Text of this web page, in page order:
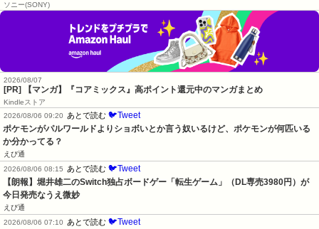
ソニー(SONY)
2026/08/07
[PR] 【マンガ】『コアミックス』高ポイント還元中のマンガまとめ
Kindleストア
2026/08/06 09:20
あとで読む 🐦Tweet
ポケモンがパルワールドよりショボいとか言う奴いるけど、ポケモンが何匹いる
か分かってる？
えび通
2026/08/06 08:15
あとで読む 🐦Tweet
【朗報】堀井雄二のSwitch独占ボードゲー「転生ゲーム」（DL専売3980円）が
今日発売なうえ微妙
えび通
2026/08/06 07:10
あとで読む 🐦Tweet